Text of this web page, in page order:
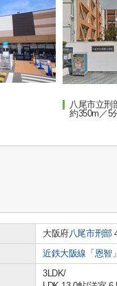
八尾市立刑
約350m／5
大阪府八尾市刑部
近鉄大阪線 「 恩智
3LDK/